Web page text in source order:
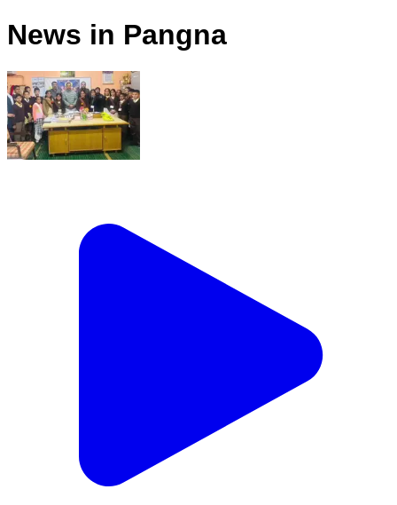
News in Pangna